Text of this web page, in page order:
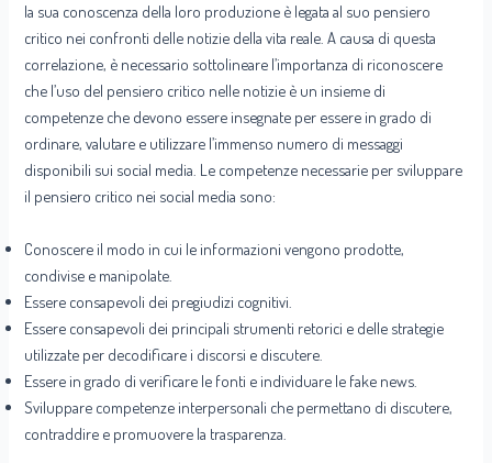
la sua conoscenza della loro produzione è legata al suo pensiero
critico nei confronti delle notizie della vita reale. A causa di questa
correlazione, è necessario sottolineare l’importanza di riconoscere
che l’uso del pensiero critico nelle notizie è un insieme di
competenze che devono essere insegnate per essere in grado di
ordinare, valutare e utilizzare l’immenso numero di messaggi
disponibili sui social media. Le competenze necessarie per sviluppare
il pensiero critico nei social media sono:
Conoscere il modo in cui le informazioni vengono prodotte,
condivise e manipolate.
Essere consapevoli dei pregiudizi cognitivi.
Essere consapevoli dei principali strumenti retorici e delle strategie
utilizzate per decodificare i discorsi e discutere.
Essere in grado di verificare le fonti e individuare le fake news.
Sviluppare competenze interpersonali che permettano di discutere,
contraddire e promuovere la trasparenza.